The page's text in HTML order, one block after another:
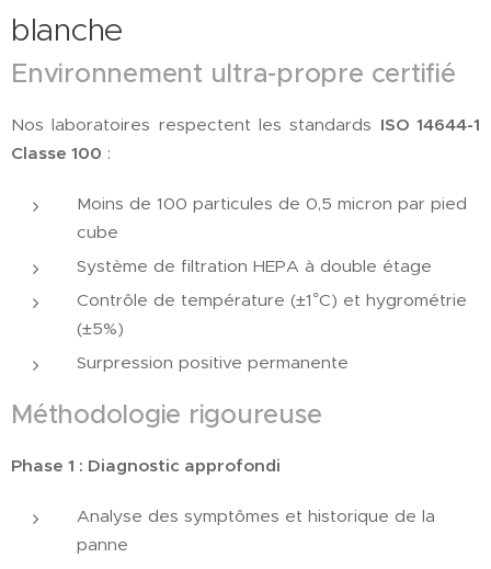
blanche
Environnement ultra-propre certifié
Nos laboratoires respectent les standards ISO 14644-1
Classe 100 :
Moins de 100 particules de 0,5 micron par pied
cube
Système de filtration HEPA à double étage
Contrôle de température (±1°C) et hygrométrie
(±5%)
Surpression positive permanente
Méthodologie rigoureuse
Phase 1 : Diagnostic approfondi
Analyse des symptômes et historique de la
panne